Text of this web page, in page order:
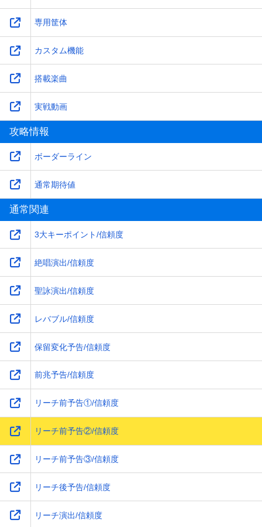
専用筐体
カスタム機能
搭載楽曲
実戦動画
攻略情報
ボーダーライン
通常期待値
通常関連
3大キーポイント/信頼度
絶唱演出/信頼度
聖詠演出/信頼度
レバブル/信頼度
保留変化予告/信頼度
前兆予告/信頼度
リーチ前予告①/信頼度
リーチ前予告②/信頼度
リーチ前予告③/信頼度
リーチ後予告/信頼度
リーチ演出/信頼度